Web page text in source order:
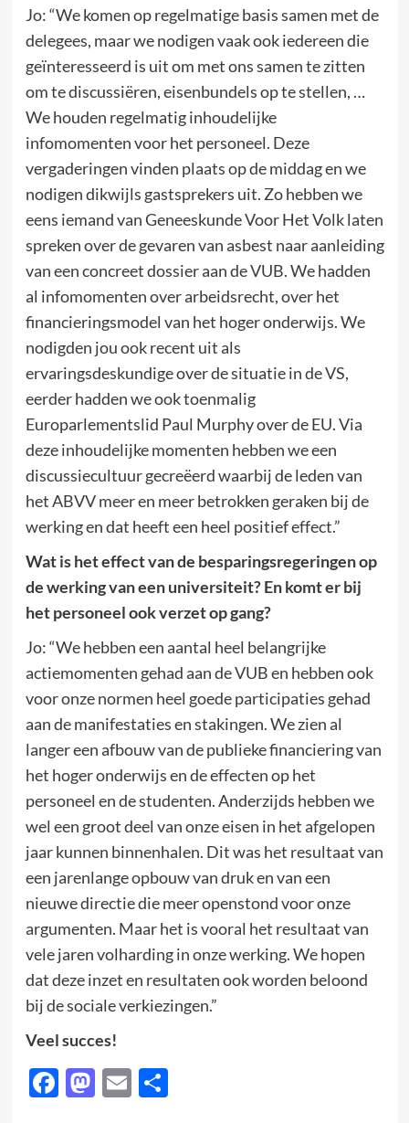
Jo: “We komen op regelmatige basis samen met de
delegees, maar we nodigen vaak ook iedereen die
geïnteresseerd is uit om met ons samen te zitten
om te discussiëren, eisenbundels op te stellen, …
We houden regelmatig inhoudelijke
infomomenten voor het personeel. Deze
vergaderingen vinden plaats op de middag en we
nodigen dikwijls gastsprekers uit. Zo hebben we
eens iemand van Geneeskunde Voor Het Volk laten
spreken over de gevaren van asbest naar aanleiding
van een concreet dossier aan de VUB. We hadden
al infomomenten over arbeidsrecht, over het
financieringsmodel van het hoger onderwijs. We
nodigden jou ook recent uit als
ervaringsdeskundige over de situatie in de VS,
eerder hadden we ook toenmalig
Europarlementslid Paul Murphy over de EU. Via
deze inhoudelijke momenten hebben we een
discussiecultuur gecreëerd waarbij de leden van
het ABVV meer en meer betrokken geraken bij de
werking en dat heeft een heel positief effect.”
Wat is het effect van de besparingsregeringen op
de werking van een universiteit? En komt er bij
het personeel ook verzet op gang?
Jo: “We hebben een aantal heel belangrijke
actiemomenten gehad aan de VUB en hebben ook
voor onze normen heel goede participaties gehad
aan de manifestaties en stakingen. We zien al
langer een afbouw van de publieke financiering van
het hoger onderwijs en de effecten op het
personeel en de studenten. Anderzijds hebben we
wel een groot deel van onze eisen in het afgelopen
jaar kunnen binnenhalen. Dit was het resultaat van
een jarenlange opbouw van druk en van een
nieuwe directie die meer openstond voor onze
argumenten. Maar het is vooral het resultaat van
vele jaren volharding in onze werking. We hopen
dat deze inzet en resultaten ook worden beloond
bij de sociale verkiezingen.”
Veel succes!
Facebook
Mastodon
EmailDelen